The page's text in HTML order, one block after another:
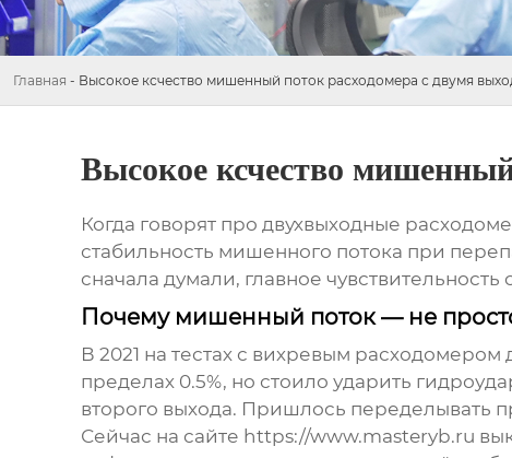
Главная - Высокое ксчество мишенный поток расходомера с двумя
Высокое ксчество
Когда говорят про двухвыходные
стабильность мишенного потока при
сначала думали, главное
Почему мишенный поток — не
В 2021 на тестах с вихревым
пределах 0.5%, но стоило ударить
второго выхода. Пришлось переделывать
Сейчас на сайте https://www.masteryb.ru